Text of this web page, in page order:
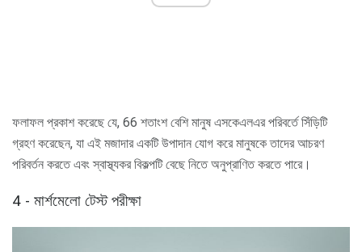
ফলাফল প্রকাশ করেছে যে, 66 শতাংশ বেশি মানুষ এসকেএলএর পরিবর্তে সিঁড়িটি
গ্রহণ করেছেন, যা এই মজাদার একটি উপাদান যোগ করে মানুষকে তাদের আচরণ
পরিবর্তন করতে এবং স্বাস্থ্যকর বিকল্পটি বেছে নিতে অনুপ্রাণিত করতে পারে।
4 - মার্শমেলো টেস্ট পরীক্ষা